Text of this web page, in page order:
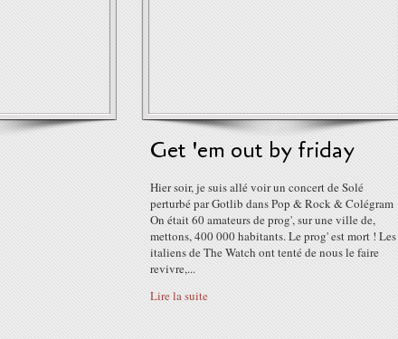
Get 'em out by friday
Hier soir, je suis allé voir un concert de Solé
perturbé par Gotlib dans Pop & Rock & Colégram
On était 60 amateurs de prog', sur une ville de,
mettons, 400 000 habitants. Le prog' est mort ! Les
italiens de The Watch ont tenté de nous le faire
revivre,...
Lire la suite